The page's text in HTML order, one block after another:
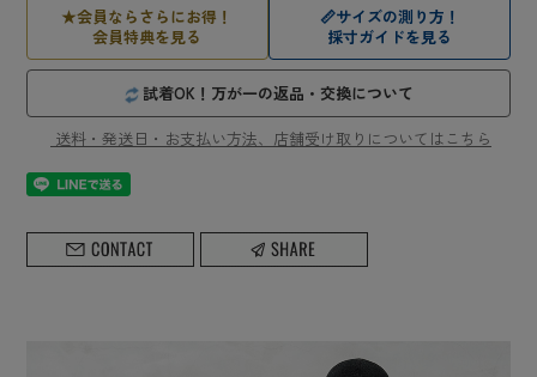
★会員ならさらにお得！
会員特典を見る
📏サイズの測り方！
採寸ガイドを見る
試着OK！万が一の返品・交換について
送料・発送日・お支払い方法、店舗受け取りについてはこちら